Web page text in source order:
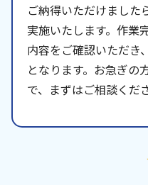
ご納得いただけました
実施いたします。作業
内容をご確認いただき
となります。お急ぎの
で、まずはご相談くだ